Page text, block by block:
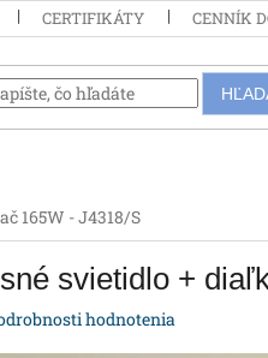
CERTIFIKÁTY CENNÍK
165W - J4318/S
svietidlo +
hodnotenia